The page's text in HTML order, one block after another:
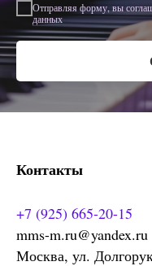
Отправляя форму, вы
данных
Контакты
+7 (925) 665-20-15
mms-m.ru@yandex.ru
Москва, ул.